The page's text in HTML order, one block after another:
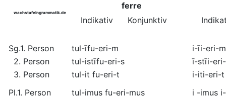
wachstafelngrammatik.de
ferre
Indikativ
Konjunktiv
Sg.1. Person tul-īfu-eri-m i-īi-eri-m
2. Person
tul-istīfu-eri-s ī-stīi-
3. Person
tul-it fu-eri-t i-iti-eri-t
Pl.1. Person tul-imus fu-eri-mus i -imus i